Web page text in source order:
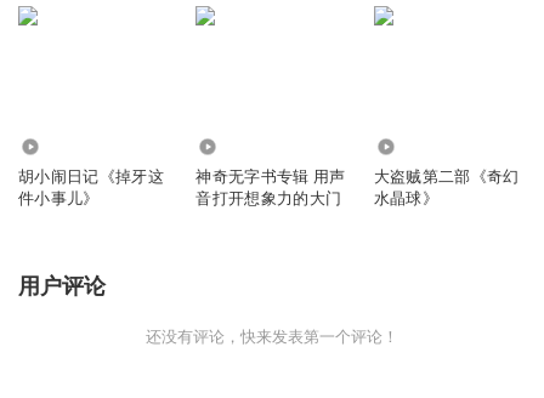
胡小闹日记《掉牙这
件小事儿》
神奇无字书专辑 用声
音打开想象力的大门
大盗贼第二部《奇幻
水晶球》
用户评论
还没有评论，快来发表第一个评论！